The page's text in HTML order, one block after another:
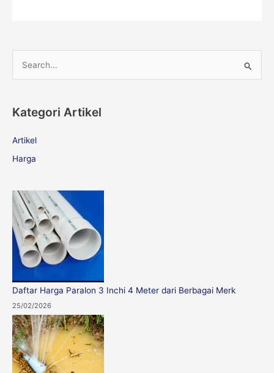
r
r
Kategori Artikel
Artikel
Harga
Daftar Harga Paralon 3 Inchi 4 Meter dari Berbagai Merk
25/02/2026